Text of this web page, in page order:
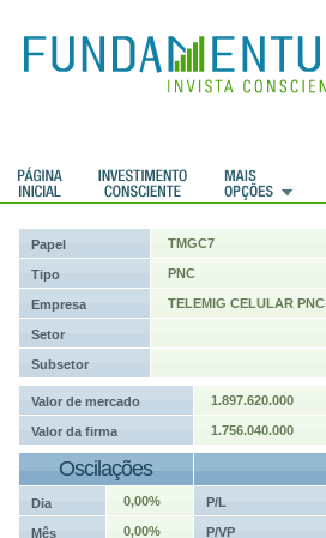
Papel TMGC7
Tipo PNC
Empresa TELEMIG CELULAR PNC
Setor
Subsetor
Valor de mercado 1.897.620.000
Valor da firma 1.756.040.000
Oscilações
Dia 0,00% P/L
Mês 0,00% P/VP